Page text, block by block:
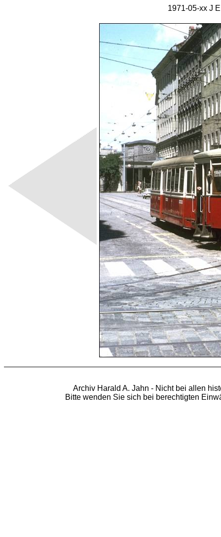
1971-05-xx J
Archiv Harald A. Jahn - Nicht bei allen
Bitte wenden Sie sich bei berechtigten